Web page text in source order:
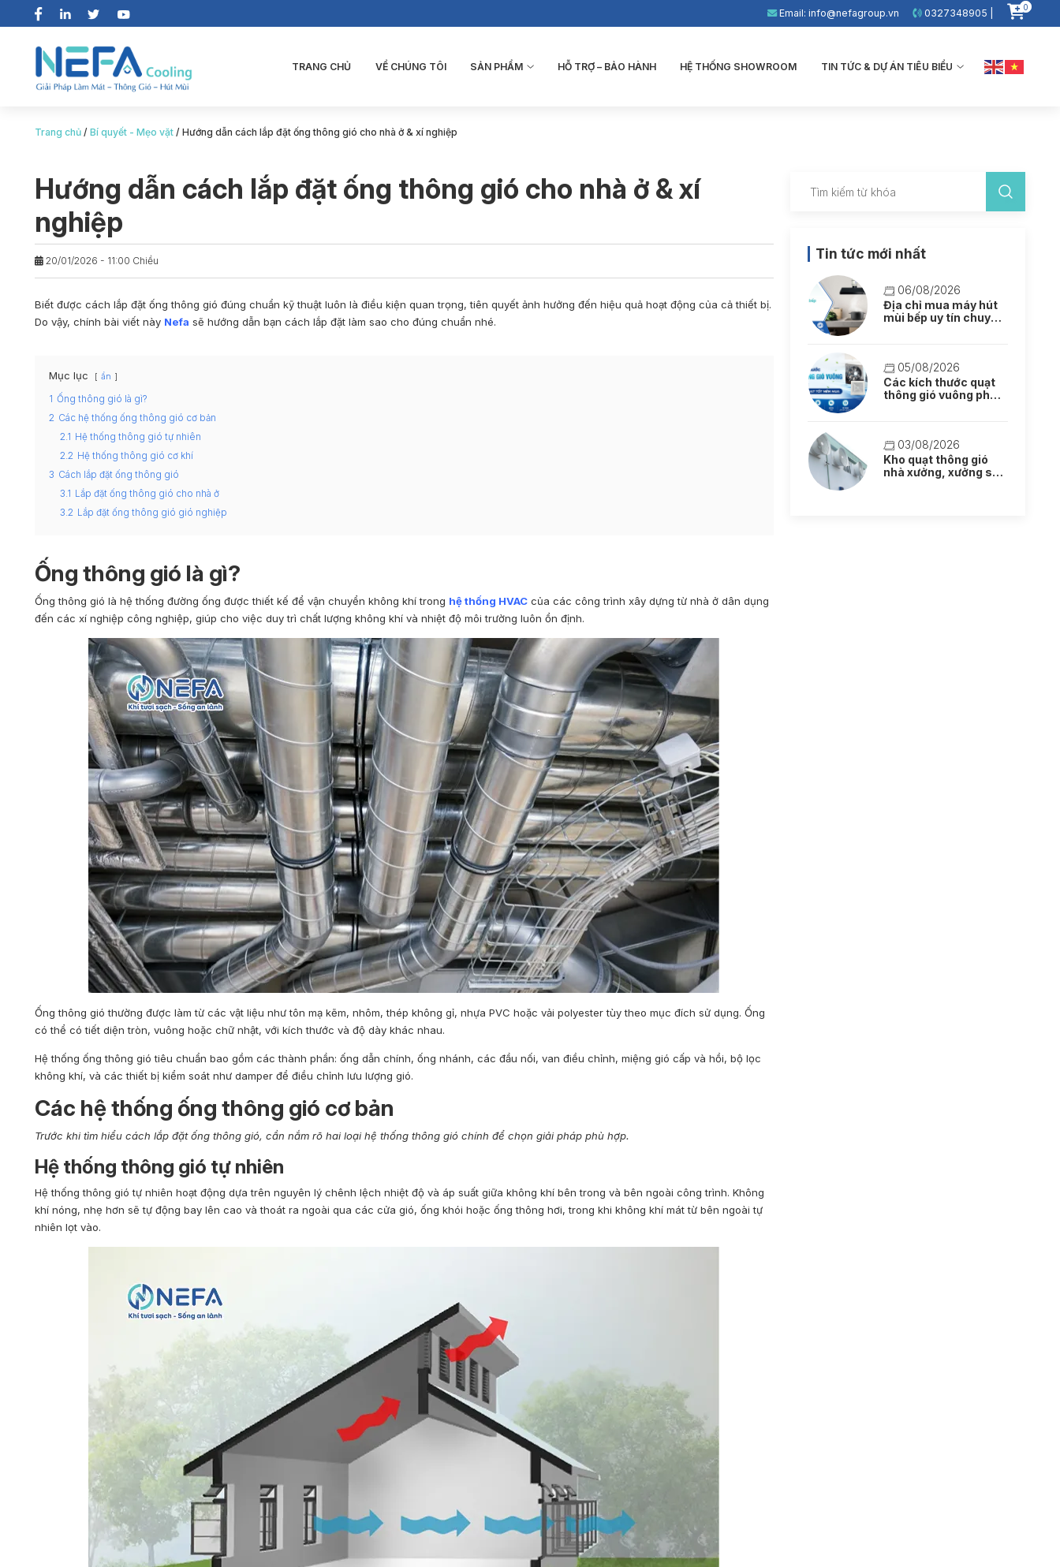
Email: info@nefagroup.vn 0327348905 | 0
TRANG CHỦ VỀ CHÚNG TÔI SẢN PHẨM HỖ TRỢ – BẢO HÀNH HỆ THỐNG SHOWROOM TIN TỨC & DỰ ÁN TIÊU BIỂU
Trang chủ /Bí quyết - Mẹo vặt /Hướng dẫn cách lắp đặt ống thông gió cho nhà ở & xí nghiệp
Hướng dẫn cách lắp đặt ống thông gió cho nhà ở & xí
nghiệp
20/01/2026 - 11:00 Chiều
Biết đượccách lắp đặt ống thông gió đúng chuẩn kỹ thuật luôn là điều kiện quan trọng, tiên quyết ảnh hưởng đến hiệu quả hoạt động của cả thiết bị.
Do vậy, chính bài viết này Nefa sẽ hướng dẫn bạn cách lắp đặt làm sao cho đúng chuẩn nhé.
Mục lục ẩn
1 Ống thông gió là gì?
2 Các hệ thống ống thông gió cơ bản
2.1
Hệ thống thông gió tự nhiên
2.2 Hệ thống thông gió cơ khí
3 Cách lắp đặt ống thông gió
3.1
Lắp đặt ống thông gió cho nhà ở
3.2 Lắp đặt ống thông gió gió nghiệp
Ống thông gió là gì?
Ống thông gió là hệ thống đường ống được thiết kế để vận chuyển không khí trong hệ thống HVAC của các công trình xây dựng từ nhà ở dân dụng
đến các xí nghiệp công nghiệp, giúp cho việc duy trì chất lượng không khí và nhiệt độ môi trường luôn ổn định.
Ống thông gió thường được làm từ các vật liệu như tôn mạ kẽm, nhôm, thép không gỉ, nhựa PVC hoặc vải polyester tùy theo mục đích sử dụng. Ống
có thể có tiết diện tròn, vuông hoặc chữ nhật, với kích thước và độ dày khác nhau.
Hệ thống ống thông gió tiêu chuẩn bao gồm các thành phần: ống dẫn chính, ống nhánh, các đầu nối, van điều chỉnh, miệng gió cấp và hồi, bộ lọc
không khí, và các thiết bị kiểm soát như damper để điều chỉnh lưu lượng gió.
Các hệ thống ống thông gió cơ bản
Trước khi tìm hiểu cách lắp đặt ống thông gió, cần nắm rõ hai loại hệ thống thông gió chính để chọn giải pháp phù hợp.
Hệ thống thông gió tự nhiên
Hệ thống thông gió tự nhiên hoạt động dựa trên nguyên lý chênh lệch nhiệt độ và áp suất giữa không khí bên trong và bên ngoài công trình. Không
khí nóng, nhẹ hơn sẽ tự động bay lên cao và thoát ra ngoài qua các cửa gió, ống khói hoặc ống thông hơi, trong khi không khí mát từ bên ngoài tự
nhiên lọt vào.
Tin tức mới nhất
06/08/2026
Địa chỉ mua máy hút
mùi bếp uy tín chuyên
05/08/2026
Các kích thước quạt
thông gió vuông phổ
03/08/2026
Kho quạt thông gió
nhà xưởng, xưởng sản